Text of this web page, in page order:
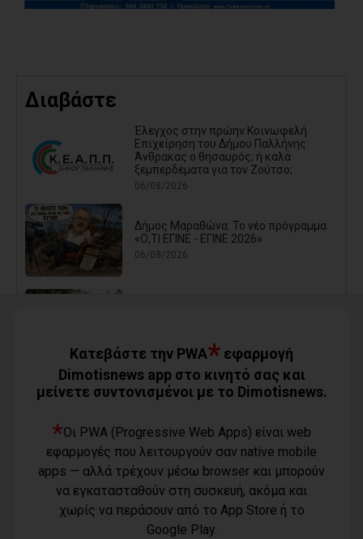
Διαβάστε
Έλεγχος στην πρώην Κοινωφελή
Επιχείρηση του Δήμου Παλλήνης:
Άνθρακας ο θησαυρός; ή καλά
ξεμπερδέματα για τον Ζούτσο;
06/08/2026
Δήμος Μαραθώνα: Το νέο πρόγραμμα
«Ο,ΤΙ ΕΓΙΝΕ - ΕΓΙΝΕ 2026»
06/08/2026
Οι μηνύσεις που φέρνουν σε δύσκολη
06/08/2026
Τίγκα στα ξερά χόρτα ο Διόνυσος,
«άφαντη» η Δημοτική Αρχή
06/08/2026
Κατεβάστε την PWA* εφαρμογή
Dimotisnews app στο κινητό σας και
μείνετε συντονισμένοι με το Dimotisnews.
*Οι PWA (Progressive Web Apps) είναι web
εφαρμογές που λειτουργούν σαν native mobile
apps — αλλά τρέχουν μέσω browser και μπορούν
να εγκατασταθούν στη συσκευή, ακόμα και
χωρίς να περάσουν από το App Store ή το
Google Play.